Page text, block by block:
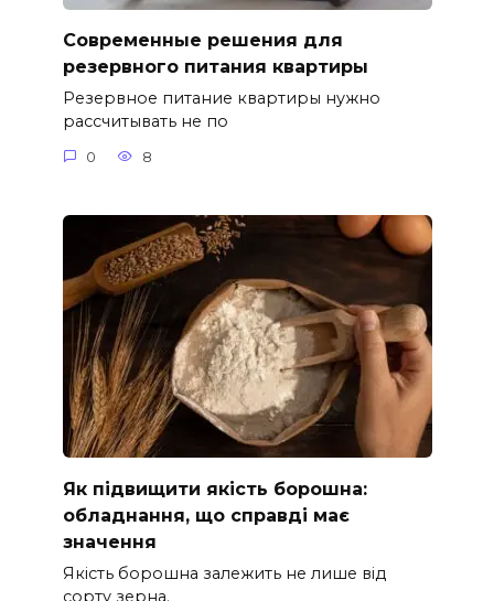
Современные решения для
резервного питания квартиры
Резервное питание квартиры нужно
рассчитывать не по
0 8
Як підвищити якість борошна:
обладнання, що справді має
значення
Якість борошна залежить не лише від
сорту зерна.